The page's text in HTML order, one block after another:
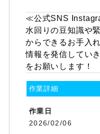
≪公式SNS
水回りの豆知識や
からできるお手入
情報を発信してい
をお願いします！
作業詳細
作業日
2026/02/06